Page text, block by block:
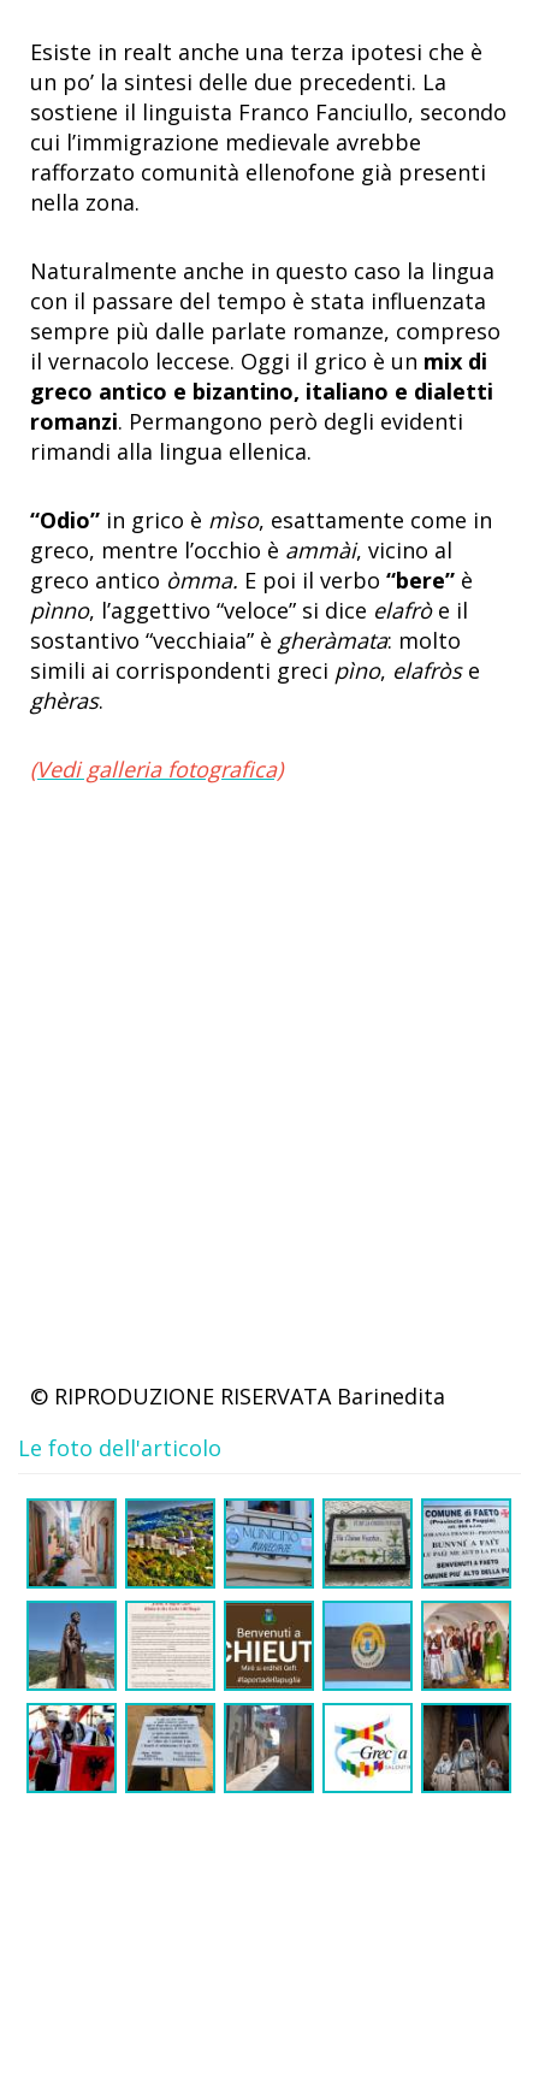
Esiste in realt anche una terza ipotesi che è
un po’ la sintesi delle due precedenti. La
sostiene il linguista Franco Fanciullo, secondo
cui l’immigrazione medievale avrebbe
rafforzato comunità ellenofone già presenti
nella zona.
Naturalmente anche in questo caso la lingua
con il passare del tempo è stata influenzata
sempre più dalle parlate romanze, compreso
il vernacolo leccese. Oggi il grico è un mix di
greco antico e bizantino, italiano e dialetti
romanzi. Permangono però degli evidenti
rimandi alla lingua ellenica.
“Odio” in grico è mìso, esattamente come in
greco, mentre l’occhio è ammài, vicino al
greco antico òmma. E poi il verbo “bere” è
pìnno, l’aggettivo “veloce” si dice elafròe il
sostantivo “vecchiaia” è gheràmata: molto
simili ai corrispondenti greci pìno, elafròse
ghèras.
(Vedi galleria fotografica)
© RIPRODUZIONE RISERVATA Barinedita
Le foto dell'articolo